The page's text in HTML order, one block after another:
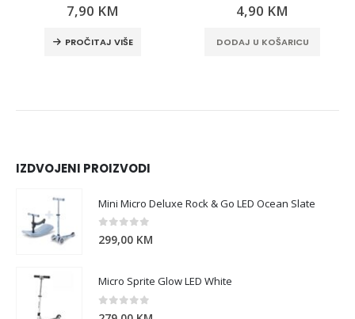
0 out of 5
7,90 KM
PROČITAJ VIŠE
0 out of 5
4,90 KM
DODAJ U KOŠARICU
IZDVOJENI PROIZVODI
Mini Micro Deluxe Rock & Go LED Ocean Slate
0 out of 5
299,00 KM
Micro Sprite Glow LED White
0out of 5